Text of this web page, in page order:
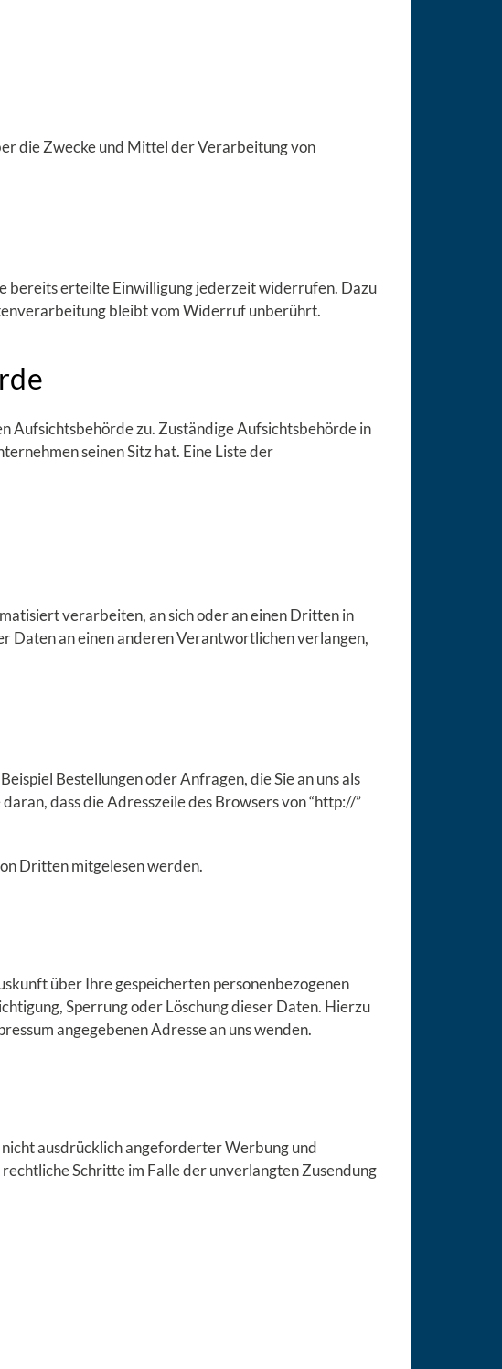
die Zwecke und Mittel der Verarbeitung von
bereits erteilte Einwilligung jederzeit widerrufen. Dazu
bleibt vom Widerruf unberührt.
Aufsichtsbehörde zu. Zuständige Aufsichtsbehörde in
seinen Sitz hat. Eine Liste der
verarbeiten, an sich oder an einen Dritten in
Daten an einen anderen Verantwortlichen verlangen,
Bestellungen oder Anfragen, die Sie an uns als
dass die Adresszeile des Browsers von “http://”
Dritten mitgelesen werden.
über Ihre gespeicherten personenbezogenen
Sperrung oder Löschung dieser Daten. Hierzu
angegebenen Adresse an uns wenden.
ausdrücklich angeforderter Werbung und
Schritte im Falle der unverlangten Zusendung